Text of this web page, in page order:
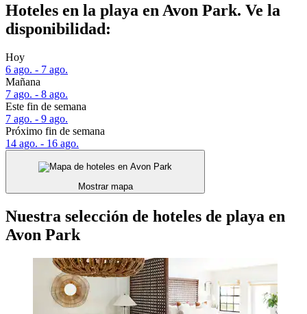
Hoteles en la playa en Avon Park. Ve la
disponibilidad:
Hoy
6 ago. - 7 ago.
Mañana
7 ago. - 8 ago.
Este fin de semana
7 ago. - 9 ago.
Próximo fin de semana
14 ago. - 16 ago.
Mostrar mapa
Nuestra selección de hoteles de playa en
Avon Park